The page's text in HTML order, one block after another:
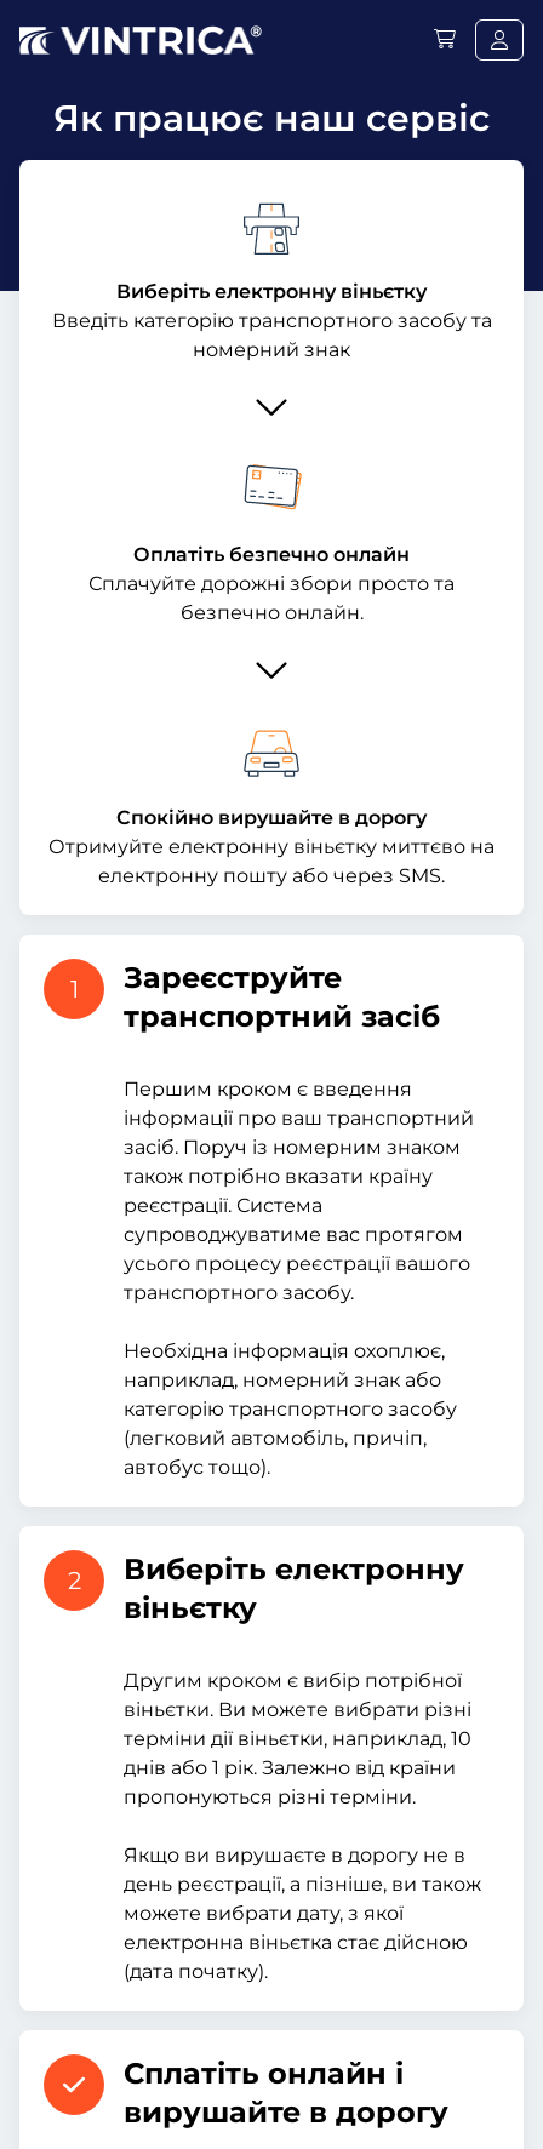
Як працює наш сервіс
Виберіть електронну віньєтку
Введіть категорію транспортного засобу та
номерний знак
Оплатіть безпечно онлайн
Сплачуйте дорожні збори просто та
безпечно онлайн.
Спокійно вирушайте в дорогу
Отримуйте електронну віньєтку миттєво на
електронну пошту або через SMS.
1
Зареєструйте
транспортний засіб
Першим кроком є введення
інформації про ваш транспортний
засіб. Поруч із номерним знаком
також потрібно вказати країну
реєстрації. Система
супроводжуватиме вас протягом
усього процесу реєстрації вашого
транспортного засобу.
Необхідна інформація охоплює,
наприклад, номерний знак або
категорію транспортного засобу
(легковий автомобіль, причіп,
автобус тощо).
2
Виберіть електронну
віньєтку
Другим кроком є вибір потрібної
віньєтки. Ви можете вибрати різні
терміни дії віньєтки, наприклад, 10
днів або 1 рік. Залежно від країни
пропонуються різні терміни.
Якщо ви вирушаєте в дорогу не в
день реєстрації, а пізніше, ви також
можете вибрати дату, з якої
електронна віньєтка стає дійсною
(дата початку).
Сплатіть онлайн і
вирушайте в дорогу